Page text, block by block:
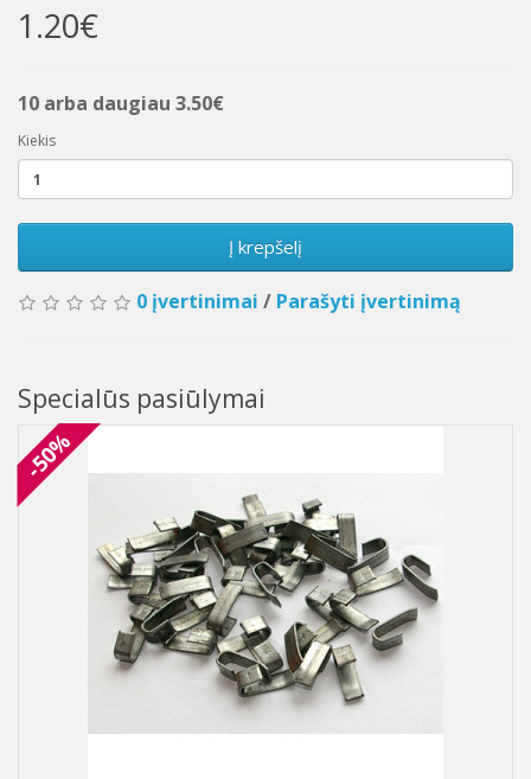
1.20€
10 arba daugiau 3.50€
Kiekis
Į krepšelį
0 įvertinimai / Parašyti įvertinimą
Specialūs pasiūlymai
-50%